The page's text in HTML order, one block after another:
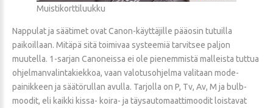
Muistikorttiluukku
Nappulat ja säätimet ovat Canon-käyttäjille pääosin tutuilla
paikoillaan. Mitäpä sitä toimivaa systeemiä tarvitsee paljon
muutella. 1-sarjan Canoneissa ei ole pienemmistä malleista tuttua
ohjelmanvalintakiekkoa, vaan valotusohjelma valitaan mode-
painikkeen ja säätörullan avulla. Tarjolla on P, Tv, Av, M ja bulb-
moodit, eli kaikki kissa- koira- ja täysautomaattimoodit loistavat